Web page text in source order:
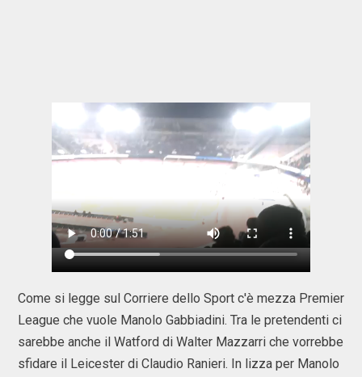
Come si legge sul Corriere dello Sport c'è mezza Premier
League che vuole Manolo Gabbiadini. Tra le pretendenti ci
sarebbe anche il Watford di Walter Mazzarri che vorrebbe
sfidare il Leicester di Claudio Ranieri. In lizza per Manolo